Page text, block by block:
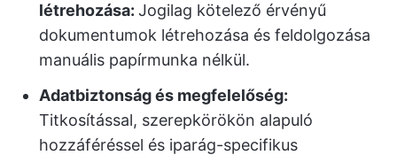
létrehozása: Jogilag kötelező érvényű
dokumentumok létrehozása és feldolgozása
manuális papírmunka nélkül.
Adatbiztonság és megfelelőség:
Titkosítással, szerepkörökön alapuló
hozzáféréssel és iparág-specifikus